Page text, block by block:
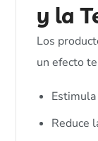
y la
Los
un efecto
Reduce